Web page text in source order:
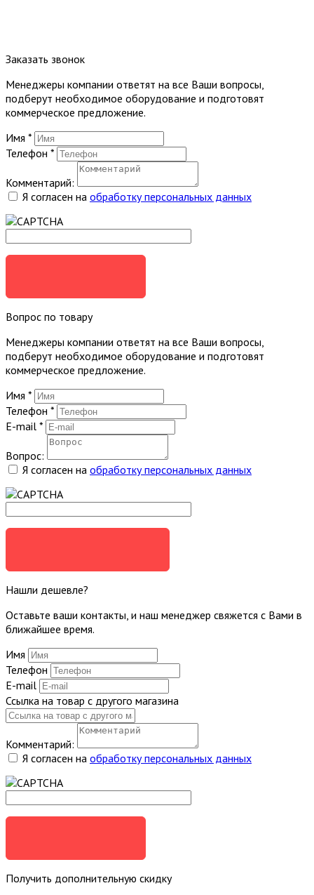
Заказать звонок
Менеджеры компании ответят на все Ваши вопросы,
подберут необходимое оборудование и подготовят
коммерческое предложение.
Имя *
Телефон *
Комментарий:
Я согласен на обработку персональных данных
Вопрос по товару
Менеджеры компании ответят на все Ваши вопросы,
подберут необходимое оборудование и подготовят
коммерческое предложение.
Имя *
Телефон *
E-mail *
Вопрос:
Я согласен на обработку персональных данных
Нашли дешевле?
Оставьте ваши контакты, и наш менеджер свяжется с Вами в
ближайшее время.
Имя
Телефон
E-mail
Ссылка на товар с другого магазина
Комментарий:
Я согласен на обработку персональных данных
Получить дополнительную скидку